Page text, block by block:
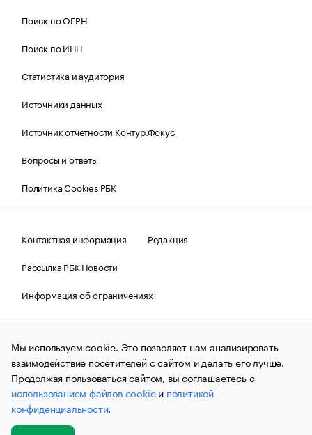
Поиск по ОГРН
Поиск по ИНН
Статистика и аудитория
Источники данных
Источник отчетности Контур.Фокус
Вопросы и ответы
Политика Cookies РБК
Контактная информация
Редакция
Рассылка РБК Новости
Информация об ограничениях
Правовая информация
О соблюдении авторских прав
© АО «РОСБИЗНЕСКОНСАЛТИНГ»,1995–2026.Сообщения
и материалы информационного агентства «РБК»
(зарегистрировано Федеральной службой по надзору в сфере
связи, информационных технологий и массовых
коммуникаций (Роскомнадзор) 09.12.2015 за номером ИА
№ФС77-63848) сопровождаются пометкой «РБК». Отдельные
публикации могут содержать информацию,
не предназначенную для пользователей
Мы используем cookie. Это позволяет нам анализировать
взаимодействие посетителей с сайтом и делать его лучше.
Продолжая пользоваться сайтом, вы соглашаетесь с
использованием файлов cookieи политикой
конфиденциальности.